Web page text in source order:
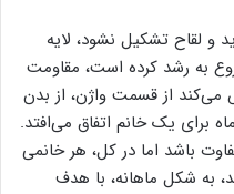
و لقاح تشکیل نشود، لایه
به رشد کرده است، مقاومت
از قسمت واژن، از بدن
برای یک خانم اتفاق می‌افتد.
باشد اما در کل، هر خانمی
به شکل ماهانه، با هدف